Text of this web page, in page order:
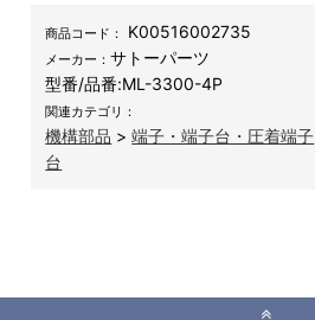
商品コード： K00516002735
メーカー：サトーパーツ
型番/品番:ML-3300-4P
関連カテゴリ：
機構部品 >端子・端子台・圧着端子
台